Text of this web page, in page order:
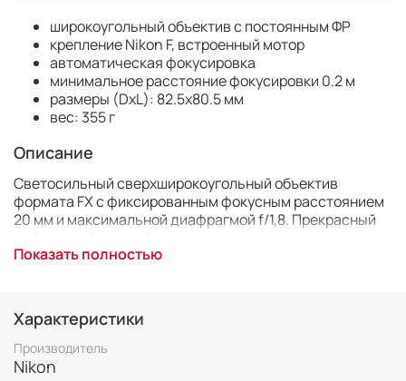
широкоугольный объектив с постоянным ФР
крепление Nikon F, встроенный мотор
автоматическая фокусировка
минимальное расстояние фокусировки 0.2 м
размеры (DхL): 82.5x80.5 мм
вес: 355 г
Описание
Светосильный сверхширокоугольный объектив
формата FX с фиксированным фокусным расстоянием
20 мм и максимальной диафрагмой f/1,8. Прекрасный
творческих снимков требуется намного увеличить
Благодаря высокопроизводительной оптике и
компактной легкой конструкции этот универсальный
объектив хорошо подходит для съемки интерьеров,
уличных репортажей, широких пейзажей, подводных
Показать полностью
Характеристики
Производитель
Nikon